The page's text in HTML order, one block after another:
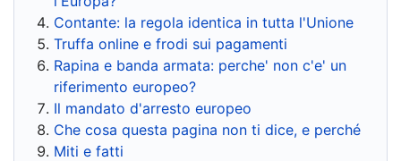
Contante: la regola identica in tutta l'Unione
Truffa online e frodi sui pagamenti
Rapina e banda armata: perche' non c'e' un
riferimento europeo?
Il mandato d'arresto europeo
Che cosa questa pagina non ti dice, e perché
Miti e fatti